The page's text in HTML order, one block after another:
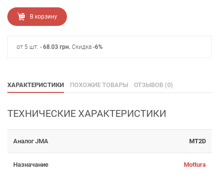
В корзину
от 5 шт. - 68.03 грн. Скидка -6%
ХАРАКТЕРИСТИКИ ПОХОЖИЕ ТОВАРЫ ОТЗЫВОВ (0)
ТЕХНИЧЕСКИЕ ХАРАКТЕРИСТИКИ
Аналог JMA MT2D
Назначание Mottura